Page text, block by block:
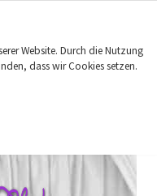
Website. Durch die Nutzung
dass wir Cookies setzen.